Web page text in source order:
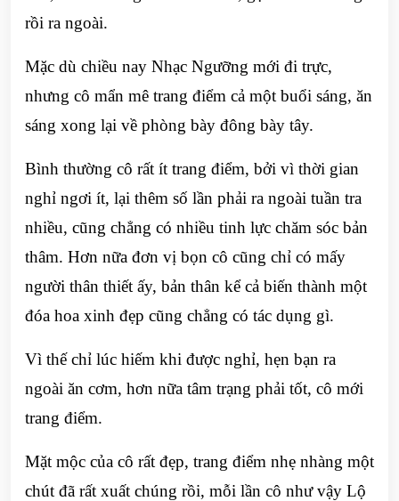
rồi ra ngoài.
Mặc dù chiều nay Nhạc Ngưỡng mới đi trực,
nhưng cô mẩn mê trang điểm cả một buổi sáng, ăn
sáng xong lại về phòng bày đông bày tây.
Bình thường cô rất ít trang điểm, bởi vì thời gian
nghỉ ngơi ít, lại thêm số lần phải ra ngoài tuần tra
nhiều, cũng chẳng có nhiều tinh lực chăm sóc bản
thâm. Hơn nữa đơn vị bọn cô cũng chỉ có mấy
người thân thiết ấy, bản thân kể cả biến thành một
đóa hoa xinh đẹp cũng chẳng có tác dụng gì.
Vì thế chỉ lúc hiếm khi được nghỉ, hẹn bạn ra
ngoài ăn cơm, hơn nữa tâm trạng phải tốt, cô mới
trang điểm.
Mặt mộc của cô rất đẹp, trang điểm nhẹ nhàng một
chút đã rất xuất chúng rồi, mỗi lần cô như vậy Lộ